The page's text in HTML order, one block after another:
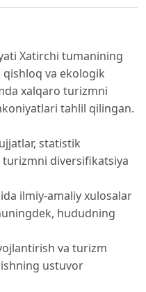
Xatirchi tumanining
va ekologik
xalqaro turizmni
tahlil qilingan.
statistik
diversifikatsiya
ilmiy-amaliy xulosalar
hududning
va turizm
ustuvor